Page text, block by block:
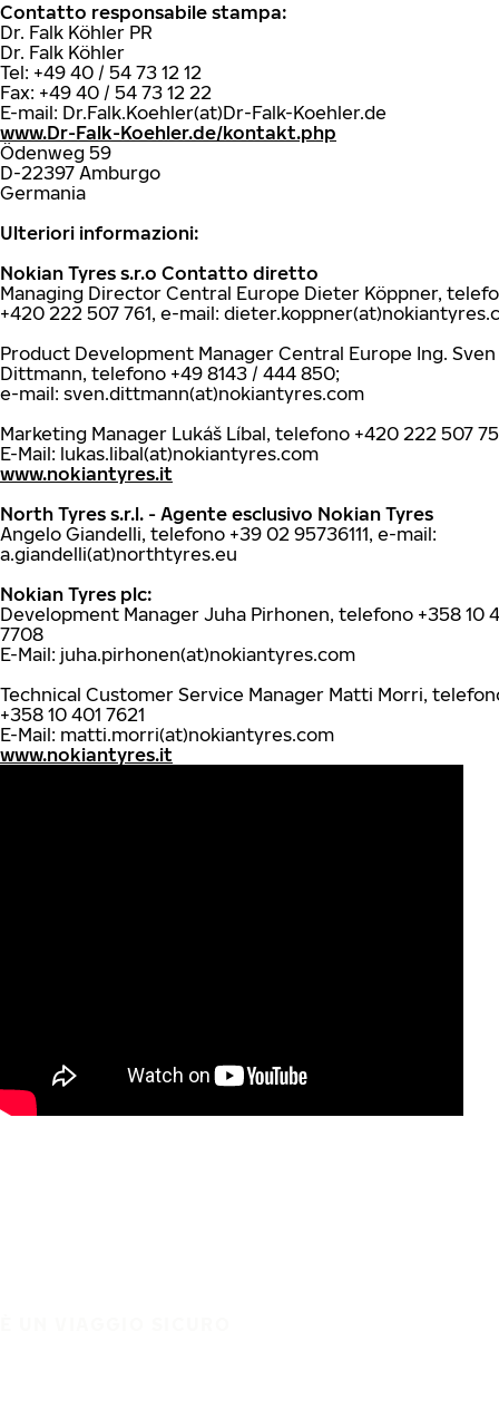
Contatto responsabile stampa:
Dr. Falk Köhler PR
Dr. Falk Köhler
Tel: +49 40 / 54 73 12 12
Fax: +49 40 / 54 73 12 22
E-mail: Dr.Falk.Koehler(at)Dr-Falk-Koehler.de
www.Dr-Falk-Koehler.de/kontakt.php
Ödenweg 59
D-22397 Amburgo
Germania
Ulteriori informazioni:
Nokian Tyres s.r.o Contatto diretto
Managing Director Central Europe Dieter Köppner,
+420 222 507 761, e-mail:
Product Development Manager Central Europe Ing. Sven
Dittmann, telefono +49 8143 / 444 850;
e-mail: sven.dittmann(at)nokiantyres.com
Marketing Manager Lukáš Líbal, telefono +420 222 507
E-Mail: lukas.libal(at)nokiantyres.com
www.nokiantyres.it
North Tyres s.r.l. - Agente esclusivo Nokian Tyres
Angelo Giandelli, telefono +39 02 95736111, e-mail:
a.giandelli(at)northtyres.eu
Nokian Tyres plc:
Development Manager Juha Pirhonen, telefono +358 10
7708
E-Mail: juha.pirhonen(at)nokiantyres.com
Technical Customer Service Manager Matti Morri,
+358 10 401 7621
E-Mail: matti.morri(at)nokiantyres.com
www.nokiantyres.it